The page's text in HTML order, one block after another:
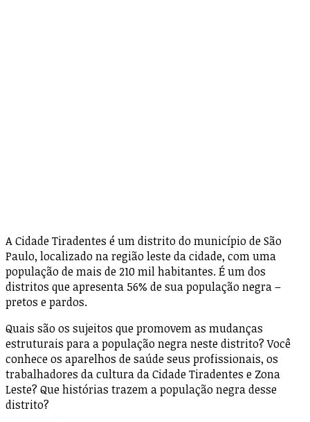
A Cidade Tiradentes é um distrito do município de São
Paulo, localizado na região leste da cidade, com uma
população de mais de 210 mil habitantes. É um dos
distritos que apresenta 56% de sua população negra –
pretos e pardos.
Quais são os sujeitos que promovem as mudanças
estruturais para a população negra neste distrito? Você
conhece os aparelhos de saúde seus profissionais, os
trabalhadores da cultura da Cidade Tiradentes e Zona
Leste? Que histórias trazem a população negra desse
distrito?